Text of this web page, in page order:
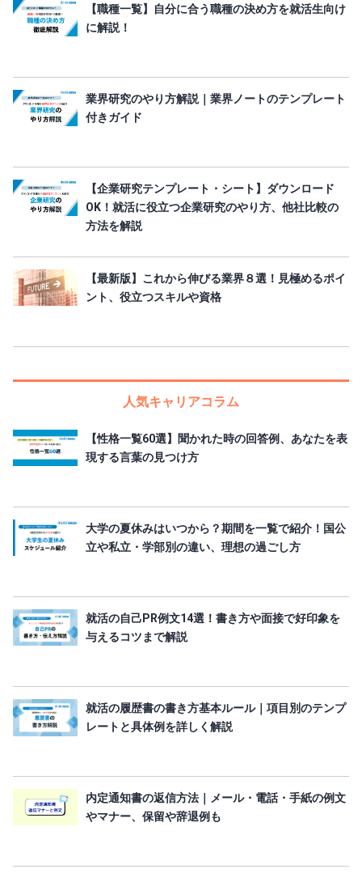
【職種一覧】自分に合う職種の決め方を就活生向け
に解説！
業界研究のやり方解説｜業界ノートのテンプレート
付きガイド
【企業研究テンプレート・シート】ダウンロード
OK！就活に役立つ企業研究のやり方、他社比較の
方法を解説
【最新版】これから伸びる業界８選！見極めるポイ
ント、役立つスキルや資格
人気キャリアコラム
【性格一覧60選】聞かれた時の回答例、あなたを表
現する言葉の見つけ方
大学の夏休みはいつから？期間を一覧で紹介！国公
立や私立・学部別の違い、理想の過ごし方
就活の自己PR例文14選！書き方や面接で好印象を
与えるコツまで解説
就活の履歴書の書き方基本ルール｜項目別のテンプ
レートと具体例を詳しく解説
内定通知書の返信方法｜メール・電話・手紙の例文
やマナー、保留や辞退例も